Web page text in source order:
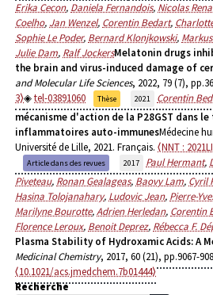
Erika Cecon, Daniela Fernandois, Nicolas
Coelho, Jan Wenzel, Corentin Bedart,
Sophie Le Poder, Bernard Klonjkowski,
Julie Dam, Ralf JockersMelatonin drugs
the brain and virus-induced damage of
and Molecular Life Sciences, 2022, 79 (7),
3⟩
tel-03891060 Thèse 2021 Corentin
mécanisme d'action de la P28GST dans
inflammatoires auto-immunesMédecine
Université de Lille, 2021. Français. ⟨NNT :
Article dans des revues 2017 Paul Hermant,
Piveteau, Ronan Gealageas, Baovy Lam, Cyril
Hasina Tolojanahary, Ludovic Jean, Pierre-
Marilyne Bourotte,Adrien Herledan, Corentin
Florence Leroux, Benoit Deprez, Rébecca F.
Plasma Stability of Hydroxamic Acids: A
Medicinal Chemistry, 2017, 60 (21), pp.9067-
⟨10.1021/acs.jmedchem.7b01444⟩
Recherche